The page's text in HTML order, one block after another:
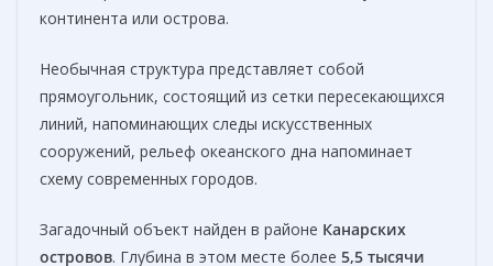
континента или острова.
Необычная структура представляет собой
прямоугольник, состоящий из сетки пересекающихся
линий, напоминающих следы искусственных
сооружений, рельеф океанского дна напоминает
схему современных городов.
Загадочный объект найден в районе Канарских
островов. Глубина в этом месте более 5,5 тысячи